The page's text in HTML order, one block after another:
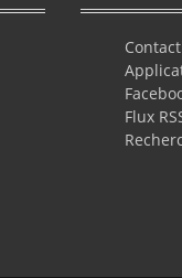
Contact
Flux